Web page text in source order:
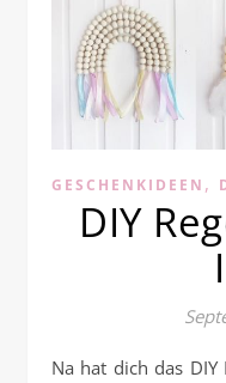
GESCHENKIDEEN ,
DIY
Na hat dich das DIY Regenbogen Fieber auch schon